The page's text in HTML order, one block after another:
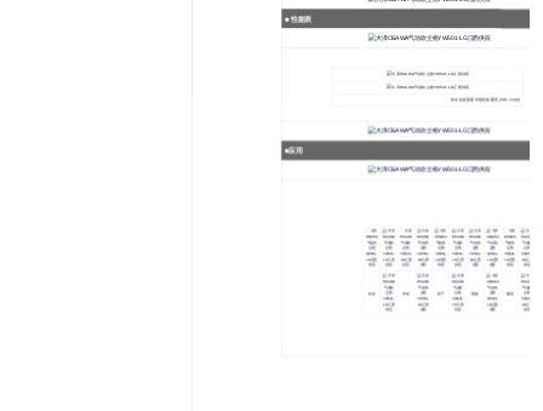
■ 性能表
单击此处查看详细性能图表 [PDF 23KB]
■应用
吹走 冷却 烘干 搜集 输送